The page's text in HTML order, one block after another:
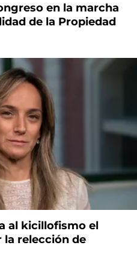
en la marcha
de la Propiedad
al kicillofismo el
relección de